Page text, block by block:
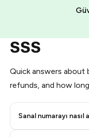
SSS
Quick answers about
refunds, and how
Sanal numarayı nasıl
Pay with